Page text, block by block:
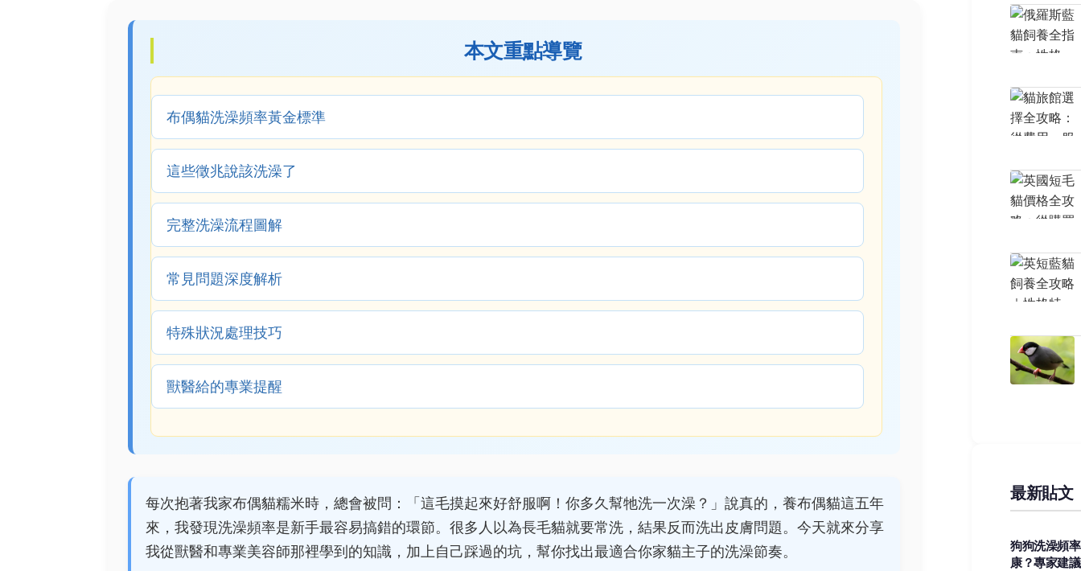
本文重點導覽
布偶貓洗澡頻率黃金標準
這些徵兆說該洗澡了
完整洗澡流程圖解
常見問題深度解析
特殊狀況處理技巧
獸醫給的專業提醒
每次抱著我家布偶貓糯米時，總會被問：「這毛摸起來好舒服啊！你多久幫牠洗一次澡？」說真的，養布偶貓這五年
來，我發現洗澡頻率是新手最容易搞錯的環節。很多人以為長毛貓就要常洗，結果反而洗出皮膚問題。今天就來分享
我從獸醫和專業美容師那裡學到的知識，加上自己踩過的坑，幫你找出最適合你家貓主子的洗澡節奏。
最新貼文
狗狗洗澡頻
康？專家建議